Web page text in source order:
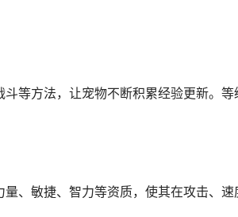
等方法，让宠物不断积累经验更新。等
、敏捷、智力等资质，使其在攻击、速